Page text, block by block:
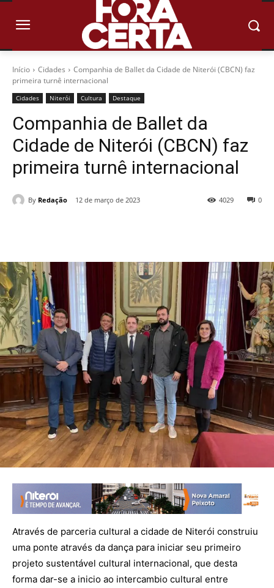
Início Cidades
Companhia de Ballet da Cidade de Niterói (CBCN) faz
primeira turnê internacional
Cidades Niterói Cultura Destaque
Companhia de Ballet da
Cidade de Niterói (CBCN) faz
primeira turnê internacional
By Redação 12 de março de 2023 0
4029
Através de parceria cultural a cidade de Niterói construiu
uma ponte através da dança para iniciar seu primeiro
projeto sustentável cultural internacional, que desta
forma dar-se a inicio ao intercambio cultural entre